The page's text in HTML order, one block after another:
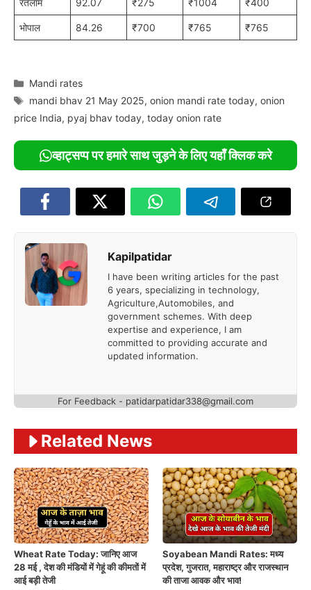
रतलाम 92.07 ₹275 ₹1004 ₹400
भोपाल 84.26 ₹700 ₹765 ₹765
Categories
Mandi rates
Tags
mandi bhav 21 May 2025,onion mandi rate today,onion
price India, pyaj bhav today, today onion rate
व्हाट्सप्प पर हमारे साथ जुड़ने के लिए यहाँ क्लिक करे
Kapilpatidar
I have been writing articles for the past
6 years, specializing in technology,
Agriculture,Automobiles, and
government schemes. With deep
expertise and experience, I am
committed to providing accurate and
updated information.
For Feedback - patidarpatidar338@gmail.com
Related News
Wheat Rate Today: जानिए आज
28 मई , देश की मंडियों में गेहूं की कीमतों में
आई बड़ी तेजी
Soyabean Mandi Rates: मध्य
प्रदेश, गुजरात, महाराष्ट्र और राजस्थान
की ताजा आवक और भाव!